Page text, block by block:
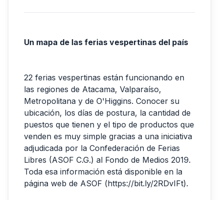
Un mapa de las ferias vespertinas del país
22 ferias vespertinas están funcionando en
las regiones de Atacama, Valparaíso,
Metropolitana y de O'Higgins. Conocer su
ubicación, los días de postura, la cantidad de
puestos que tienen y el tipo de productos que
venden es muy simple gracias a una iniciativa
adjudicada por la Confederación de Ferias
Libres (ASOF C.G.) al Fondo de Medios 2019.
Toda esa información está disponible en la
página web de ASOF (https://bit.ly/2RDvIFt).